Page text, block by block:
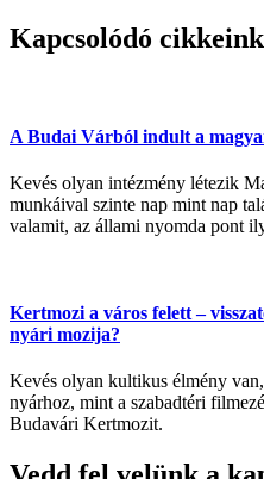
Kapcsolódó cikkeink
A Budai Várból indult a
Kevés olyan intézmény létezik
munkáival szinte nap mint nap
valamit, az állami nyomda pont
Kertmozi a város felett –
nyári mozija?
Kevés olyan kultikus élmény
nyárhoz, mint a szabadtéri
Budavári Kertmozit.